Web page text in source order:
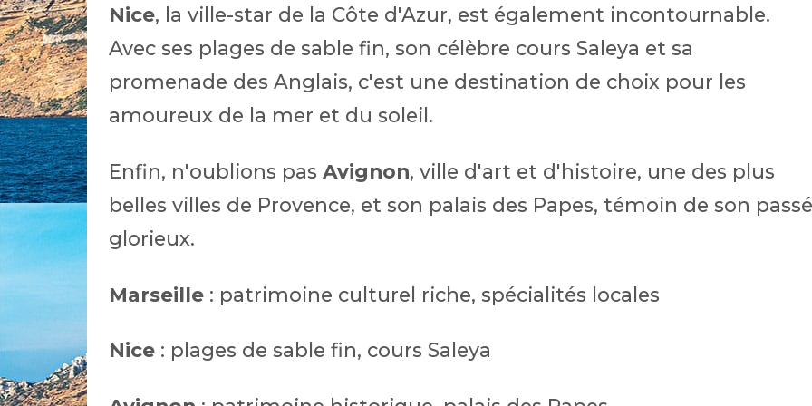
Nice, la ville-star de la Côte d'Azur, est également incontournable.
Avec ses plages de sable fin, son célèbre cours Saleya et sa
promenade des Anglais, c'est une destination de choix pour les
amoureux de la mer et du soleil.
Enfin, n'oublions pas Avignon, ville d'art et d'histoire, une des plus
belles villes de Provence, et son palais des Papes, témoin de son passé
glorieux.
Marseille: patrimoine culturel riche, spécialités locales
Nice: plages de sable fin, cours Saleya